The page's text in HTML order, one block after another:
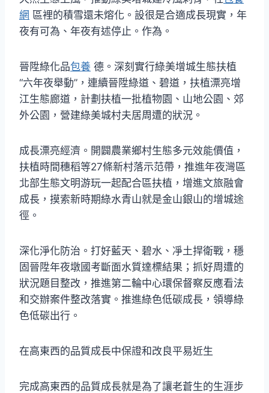
網 區裡的積雪還未熔化。設很是合適成長現實，年
夜有可為、年夜有述停止。作為。
晉陞綠化品包養 德。深刻實行綠美增城生態扶植
“六年夜舉動”，連續晉陞綠道、碧道，扶植漂亮增
江生態廊道，計劃扶植一批植物園、山地公園、郊
外公園，營建綠美城村夫居周遭的狀況。
成長漂亮經濟。開闢農業鄉村生態多元效能價值，
扶植時間穗稻等27條新村落示范帶，推進年夜灣區
北部生態文明游玩一起配合區扶植，增進文旅融會
成長，摸索新時期綠水青山就是金山銀山的增城途
徑。
深化淨化防治。打好藍天、碧水、凈土捍衛戰，穩
固晉陞年夜墩國考斷面水質達標結果；抓好周遭的
狀況題目整改，推進第二輪中心環保督察反應看法
和交辦案件整改落實。推進綠色低碳成長，領導綠
色低碳出行。
在高東西的品質成長中保證和改良平易近生
完成高東西的品質成長就是為了讓老蒼生的生涯步